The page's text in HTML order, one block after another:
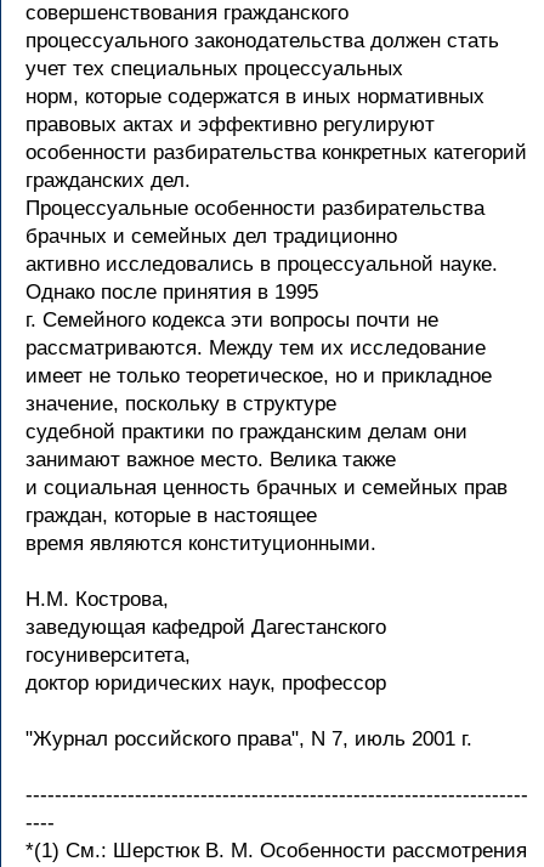
совершенствования гражданского
процессуального законодательства должен стать
учет тех специальных процессуальных
норм, которые содержатся в иных нормативных
правовых актах и эффективно регулируют
особенности разбирательства конкретных категорий
гражданских дел.
Процессуальные особенности разбирательства
брачных и семейных дел традиционно
активно исследовались в процессуальной науке.
Однако после принятия в 1995
г. Семейного кодекса эти вопросы почти не
рассматриваются. Между тем их исследование
имеет не только теоретическое, но и прикладное
значение, поскольку в структуре
судебной практики по гражданским делам они
занимают важное место. Велика также
и социальная ценность брачных и семейных прав
граждан, которые в настоящее
время являются конституционными.
Н.М. Кострова,
заведующая кафедрой Дагестанского
госуниверситета,
доктор юридических наук, профессор
"Журнал российского права", N 7, июль 2001 г.
---------------------------------------------------------------------
----
*(1) См.: Шерстюк В. М. Особенности рассмотрения